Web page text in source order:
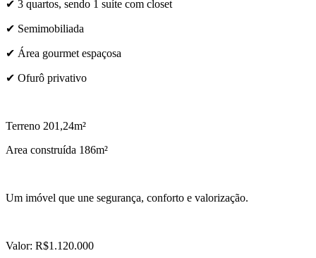
✔ 3 quartos, sendo 1 suíte com closet
✔ Semimobiliada
✔ Área gourmet espaçosa
✔ Ofurô privativo
Terreno 201,24m²
Area construída 186m²
Um imóvel que une segurança, conforto e valorização.
Valor: R$1.120.000